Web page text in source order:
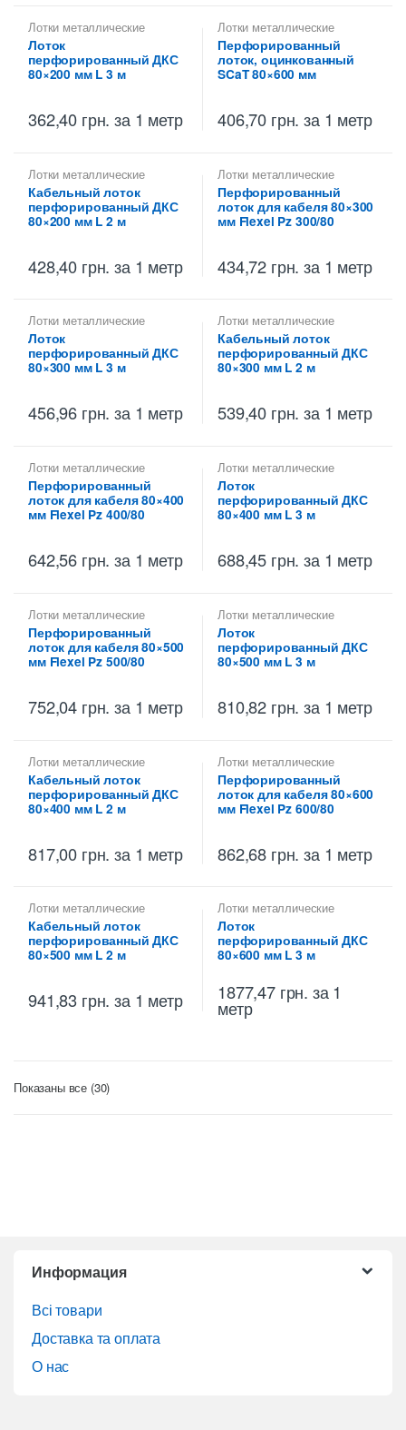
Лотки металлические
высотой 80 мм
Металлические огнеупорные
лотки,Перфорированные
лотки высотой 80 мм
Лоток
перфорированный ДКС
80×200 мм L 3 м
362,40 грн. за 1 метр
Лотки металлические
высотой 80 мм
Перфорированные лотки
высотой 80 мм
Перфорированный
лоток, оцинкованный
SCaT 80×600 мм
406,70 грн. за 1 метр
Лотки металлические
высотой 80 мм
Перфорированные лотки
высотой 80 мм
Кабельный лоток
перфорированный ДКС
80×200 мм L 2 м
428,40 грн. за 1 метр
Лотки металлические
высотой 80 мм
Перфорированные лотки
высотой 80 мм
Перфорированный
лоток для кабеля 80×300
мм Flexel Pz 300/80
434,72 грн. за 1 метр
Лотки металлические
высотой 80 мм
Металлические огнеупорные
лотки,Перфорированные
лотки высотой 80 мм
Лоток
перфорированный ДКС
80×300 мм L 3 м
456,96 грн. за 1 метр
Лотки металлические
высотой 80 мм
Перфорированные лотки
высотой 80 мм
Кабельный лоток
перфорированный ДКС
80×300 мм L 2 м
539,40 грн. за 1 метр
Лотки металлические
высотой 80 мм
Перфорированные лотки
высотой 80 мм
Перфорированный
лоток для кабеля 80×400
мм Flexel Pz 400/80
642,56 грн. за 1 метр
Лотки металлические
высотой 80 мм
Металлические огнеупорные
лотки,Перфорированные
лотки высотой 80 мм
Лоток
перфорированный ДКС
80×400 мм L 3 м
688,45 грн. за 1 метр
Лотки металлические
высотой 80 мм
Перфорированные лотки
высотой 80 мм
Перфорированный
лоток для кабеля 80×500
мм Flexel Pz 500/80
752,04 грн. за 1 метр
Лотки металлические
высотой 80 мм
Металлические огнеупорные
лотки,Перфорированные
лотки высотой 80 мм
Лоток
перфорированный ДКС
80×500 мм L 3 м
810,82 грн. за 1 метр
Лотки металлические
высотой 80 мм
Перфорированные лотки
высотой 80 мм
Кабельный лоток
перфорированный ДКС
80×400 мм L 2 м
817,00 грн. за 1 метр
Лотки металлические
высотой 80 мм
Перфорированные лотки
высотой 80 мм
Перфорированный
лоток для кабеля 80×600
мм Flexel Pz 600/80
862,68 грн. за 1 метр
Лотки металлические
высотой 80 мм
Перфорированные лотки
высотой 80 мм
Кабельный лоток
перфорированный ДКС
80×500 мм L 2 м
941,83 грн. за 1 метр
Лотки металлические
высотой 80 мм
Металлические огнеупорные
лотки,Перфорированные
лотки высотой 80 мм
Лоток
перфорированный ДКС
80×600 мм L 3 м
1877,47 грн. за 1
метр
Показаны все (30)Цены:
Информация
Всі товари
Доставка та оплата
О нас